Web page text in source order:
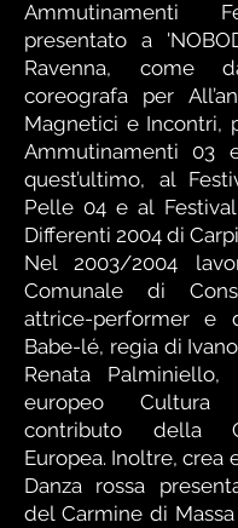
Ammutinamenti
presentato a
Ravenna, come
coreografa per
Magnetici e Incontri,
Ammutinamenti 03
quest’ultimo, al
Pelle 04 e al
Differenti 2004 di
Nel 2003/2004
Comunale di
attrice-performer e
Babe-lé, regia di
Renata
europeo
contributo della
Europea. Inoltre, crea
Danza rossa
del Carmine di